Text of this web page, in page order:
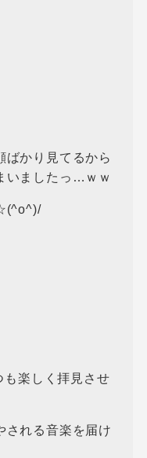
ばかり見てるから
いましたっ…ｗｗ
楽しく拝見させ
される音楽を届け